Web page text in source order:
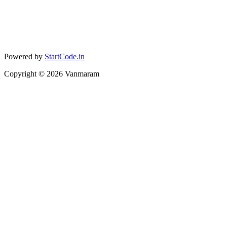
Powered by StartCode.in
Copyright © 2026 Vanmaram